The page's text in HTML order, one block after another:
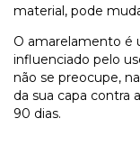
material, pode
O amarelamento é
influenciado pelo
não se preocupe,
da sua capa contra
90 dias.